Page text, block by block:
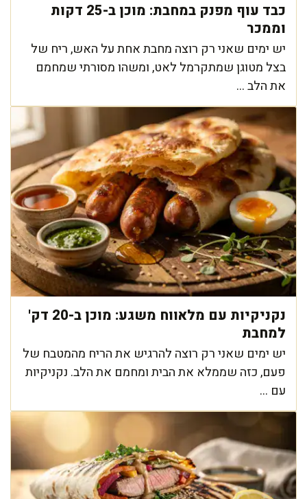
כבד עוף מפנק במחבת: מוכן ב-25 דקות
וממכר
יש ימים שאני רק רוצה מחבת אחת על האש, ריח של
בצל מטוגן שמתקרמל לאט, ומשהו מסורתי שמחמם
את הלב ...
נקניקיות עם מלאווח משגע: מוכן ב-20 דק'
למחבת
יש ימים שאני רק רוצה להרגיש את הריח מהמטבח של
פעם, כזה שממלא את הבית ומחמם את הלב. נקניקיות
עם ...